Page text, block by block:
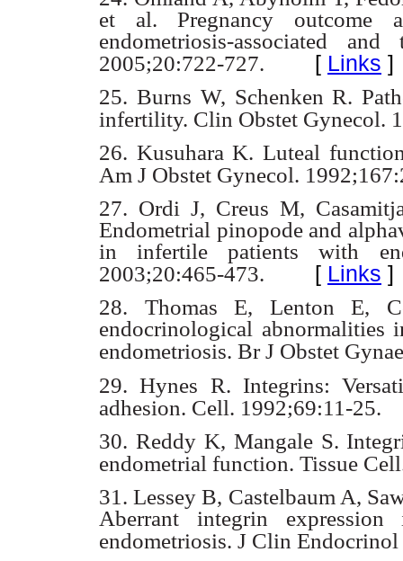
et al. Pregnancy outcome
endometriosis-associated and
2005;20:722-727. [ Links ]
25. Burns W, Schenken R.
infertility. Clin Obstet Gynecol.
26. Kusuhara K. Luteal
Am J Obstet Gynecol.
27. Ordi J, Creus M,
Endometrial pinopode and
in infertile patientswith
2003;20:465-473. [ Links ]
28. Thomas E, Lenton E,
endocrinological
endometriosis. Br J Obstet
29. Hynes R. Integrins:
adhesion. Cell. 1992;69:11-25.
30. Reddy K, Mangale S.
endometrial function. Tissue
31. Lessey B, Castelbaum A,
Aberrant integrin
endometriosis. J Clin Endocrinol